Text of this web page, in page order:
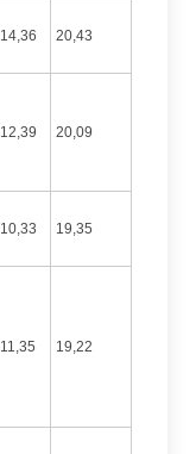
14,36 20,43
12,39 20,09
10,33 19,35
11,35 19,22